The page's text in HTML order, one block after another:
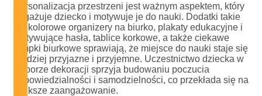
Personalizacja przestrzeni jest ważnym aspektem, który
angażuje dziecko i motywuje je do nauki. Dodatki takie
jak kolorowe organizery na biurko, plakaty edukacyjne i
motywujące hasła, tablice korkowe, a także ciekawe
lampki biurkowe sprawiają, że miejsce do nauki staje się
bardziej przyjazne i przyjemne. Uczestnictwo dziecka w
wyborze dekoracji sprzyja budowaniu poczucia
odpowiedzialności i samodzielności, co przekłada się na
większe zaangażowanie.